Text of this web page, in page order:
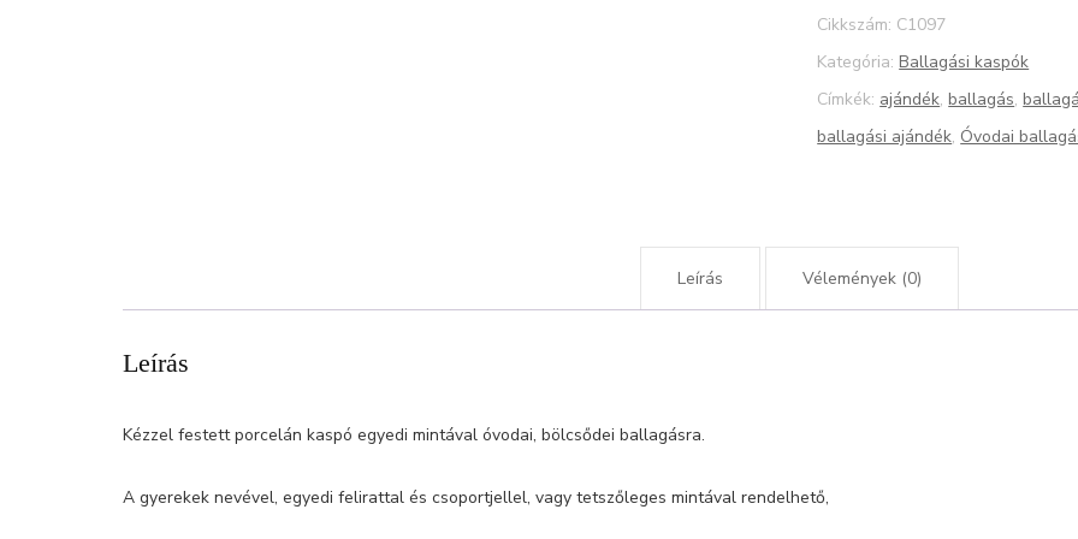
12-
es
mennyiség
Cikkszám: C1097
Kategória:Ballagási kaspók
Címkék: ajándék,ballagás,
ballagási ajándék, Óvodai
Leírás Vélemények (0)
Leírás
Kézzel festett porcelán kaspó egyedi mintával óvodai, bölcsődei ballagásra.
A gyerekek nevével, egyedi felirattal és csoportjellel, vagy tetszőleges mintával rendelhető,